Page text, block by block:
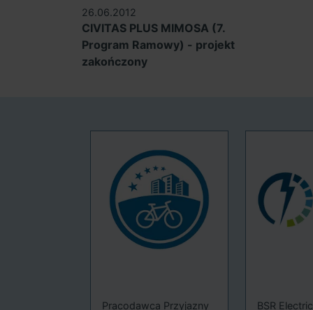
26.06.2012
CIVITAS PLUS MIMOSA (7.
Program Ramowy) - projekt
zakończony
Pracodawca Przyjazny BSR